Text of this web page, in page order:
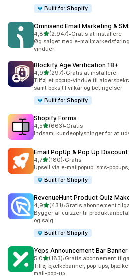
Built for Shopify
Omnisend Email Marketing &
4,8ud af 5 stjerner
(2.947)
2947 anmeldelser i alt
•Gratis at installere
Øg salget med e-
vinduer
Blockify Age Verification 18+
4,9ud af 5 stjerner
(297)
297 anmeldelser i alt
•Gratis at installere
Tilføj et popup-vindue til
samt boks til vilkår og betingelser
Built for Shopify
Shopify Forms
4,5ud af 5 stjerner
(663)
663 anmeldelser i alt
•Gratis
Indsaml kundeoplysninger for at
Email PopUp & Pop Up Discount
4,7ud af 5 stjerner
(180)
180 anmeldelser i alt
•Gratis
Upsell via e-mailpopup, sms-
Built for Shopify
RevenueHunt Product Quiz
4,9ud af 5 stjerner
(431)
431 anmeldelser i alt
•Gratis abonnement
Bygger af quizzer til
og salg
Built for Shopify
Yeps Announcement Bar Banner
5,0ud af 5 stjerner
(183)
183 anmeldelser i alt
•Gratis abonnement
Tilføj bjælkebanner, pop-ups,
mail-pop-up